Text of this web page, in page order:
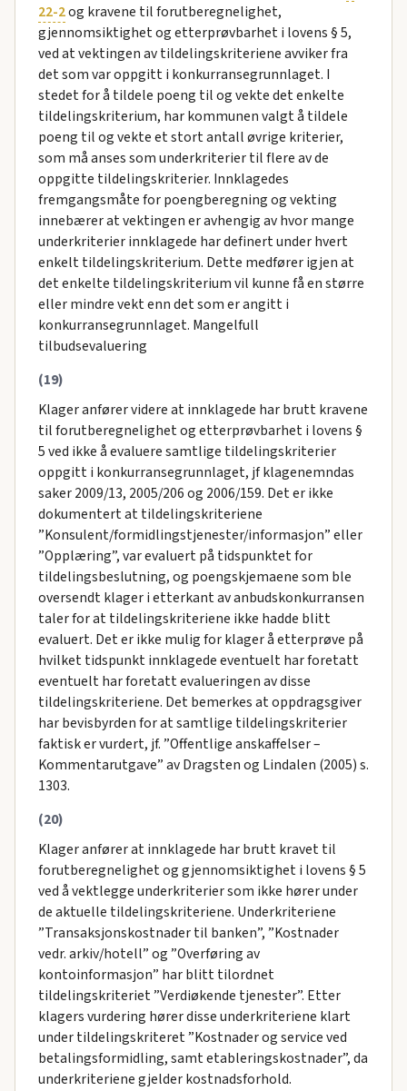
22-2og kravene til forutberegnelighet,
gjennomsiktighet og etterprøvbarhet i lovens § 5,
ved at vektingen av tildelingskriteriene avviker fra
det som var oppgitt i konkurransegrunnlaget. I
stedet for å tildele poeng til og vekte det enkelte
tildelingskriterium, har kommunen valgt å tildele
poeng til og vekte et stort antall øvrige kriterier,
som må anses som underkriterier til flere av de
oppgitte tildelingskriterier. Innklagedes
fremgangsmåte for poengberegning og vekting
innebærer at vektingen er avhengig av hvor mange
underkriterier innklagede har definert under hvert
enkelt tildelingskriterium. Dette medfører igjen at
det enkelte tildelingskriterium vil kunne få en større
eller mindre vekt enn det som er angitt i
konkurransegrunnlaget. Mangelfull
tilbudsevaluering
(19)
Klager anfører videre at innklagede har brutt kravene
til forutberegnelighet og etterprøvbarhet i lovens §
5 ved ikke å evaluere samtlige tildelingskriterier
oppgitt i konkurransegrunnlaget, jf klagenemndas
saker 2009/13, 2005/206 og 2006/159. Det er ikke
dokumentert at tildelingskriteriene
”Konsulent/formidlingstjenester/informasjon” eller
”Opplæring”, var evaluert på tidspunktet for
tildelingsbeslutning, og poengskjemaene som ble
oversendt klager i etterkant av anbudskonkurransen
taler for at tildelingskriteriene ikke hadde blitt
evaluert. Det er ikke mulig for klager å etterprøve på
hvilket tidspunkt innklagede eventuelt har foretatt
eventuelt har foretatt evalueringen av disse
tildelingskriteriene. Det bemerkes at oppdragsgiver
har bevisbyrden for at samtlige tildelingskriterier
faktisk er vurdert, jf. ”Offentlige anskaffelser –
Kommentarutgave” av Dragsten og Lindalen (2005) s.
1303.
(20)
Klager anfører at innklagede har brutt kravet til
forutberegnelighet og gjennomsiktighet i lovens § 5
ved å vektlegge underkriterier som ikke hører under
de aktuelle tildelingskriteriene. Underkriteriene
”Transaksjonskostnader til banken”, ”Kostnader
vedr. arkiv/hotell” og ”Overføring av
kontoinformasjon” har blitt tilordnet
tildelingskriteriet ”Verdiøkende tjenester”. Etter
klagers vurdering hører disse underkriteriene klart
under tildelingskriteret ”Kostnader og service ved
betalingsformidling, samt etableringskostnader”, da
underkriteriene gjelder kostnadsforhold.